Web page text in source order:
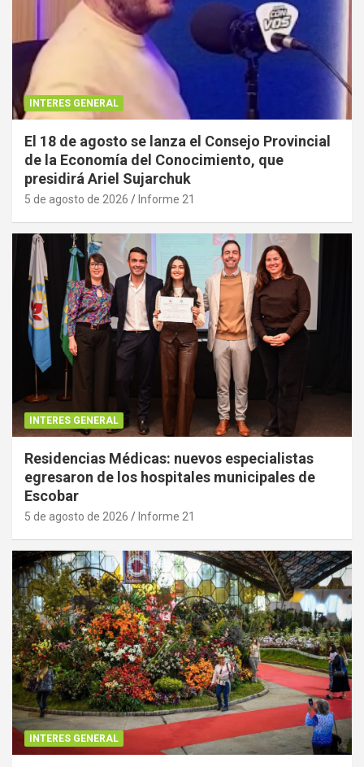
INTERES GENERAL
El 18 de agosto se lanza el Consejo Provincial
de la Economía del Conocimiento, que
presidirá Ariel Sujarchuk
5 de agosto de 2026 Informe 21
INTERES GENERAL
Residencias Médicas: nuevos especialistas
egresaron de los hospitales municipales de
Escobar
5 de agosto de 2026 Informe 21
INTERES GENERAL